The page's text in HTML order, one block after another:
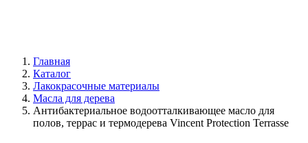
Главная
Каталог
Лакокрасочные материалы
Масла для дерева
Антибактериальное водоотталкивающее масло для
полов, террас и термодерева Vincent Protection Terrasse